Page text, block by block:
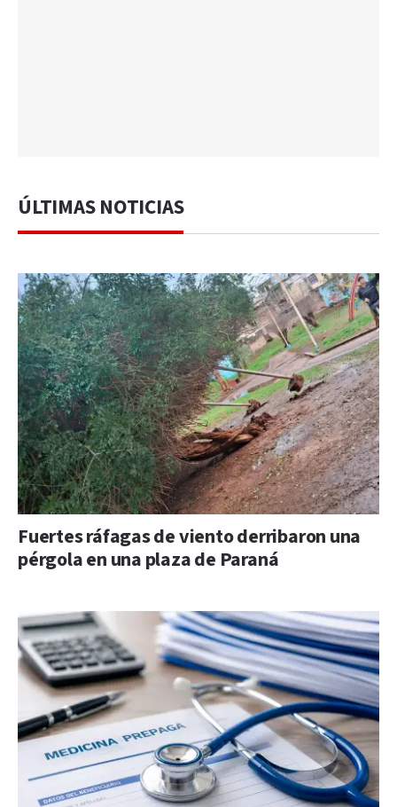
ÚLTIMAS NOTICIAS
Fuertes ráfagas de viento derribaron una
pérgola en una plaza de Paraná